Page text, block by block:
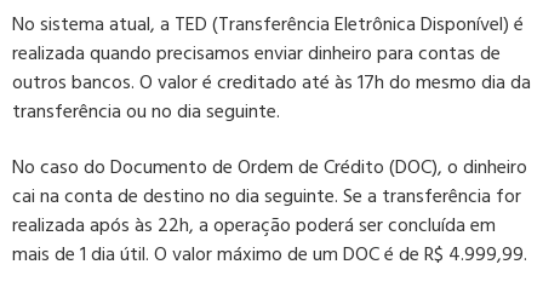
No sistema atual, a TED (Transferência Eletrônica Disponível) é
realizada quando precisamos enviar dinheiro para contas de
outros bancos. O valor é creditado até às 17h do mesmo dia da
transferência ou no dia seguinte.
No caso do Documento de Ordem de Crédito (DOC), o dinheiro
cai na conta de destino no dia seguinte. Se a transferência for
realizada após às 22h, a operação poderá ser concluída em
mais de 1 dia útil. O valor máximo de um DOC é de R$ 4.999,99.